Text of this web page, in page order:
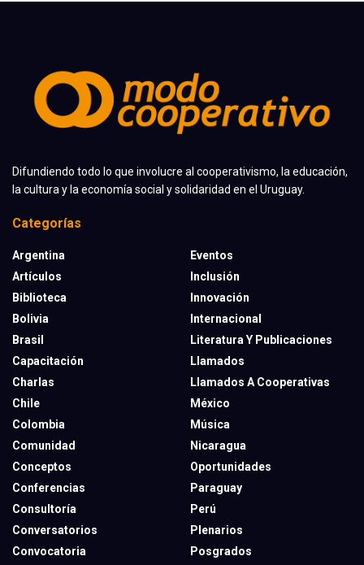
Difundiendo todo lo que involucre al cooperativismo, la educación,
la cultura y la economía social y solidaridad en el Uruguay.
Categorías
Argentina
Artículos
Biblioteca
Bolivia
Brasil
Capacitación
Charlas
Chile
Colombia
Comunidad
Conceptos
Conferencias
Consultoría
Conversatorios
Convocatoria
Eventos
Inclusión
Innovación
Internacional
Literatura Y Publicaciones
Llamados
Llamados A Cooperativas
México
Música
Nicaragua
Oportunidades
Paraguay
Perú
Plenarios
Posgrados